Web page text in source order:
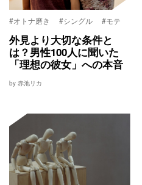
#オトナ磨き #シングル #モテ
外見より大切な条件と
は？男性100人に聞いた
「理想の彼女」への本音
by 赤池リカ